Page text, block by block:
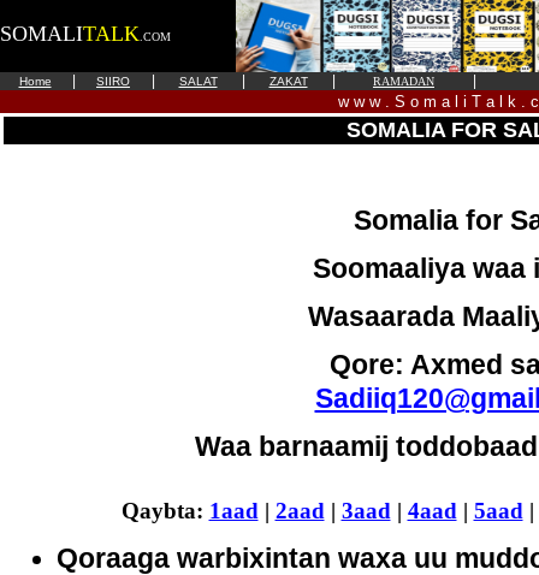
SOMALITALK .COM
Home SIIRO SALAT ZAKAT RAMADAN
w w w . S o m a l i T a l k .
SOMALIA FOR
Somalia for
Soomaaliya waa
Wasaarada
Qore: Axmed
Waa barnaamij
Qaybta: 1aad | 2aad | 3aad | 4aad | 5aad |
Qoraaga warbixintan waxa uu